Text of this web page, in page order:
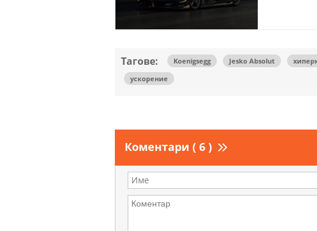
Тагове: Koenigsegg Jesko Absolut
ускорение
Коментари ( 6 )